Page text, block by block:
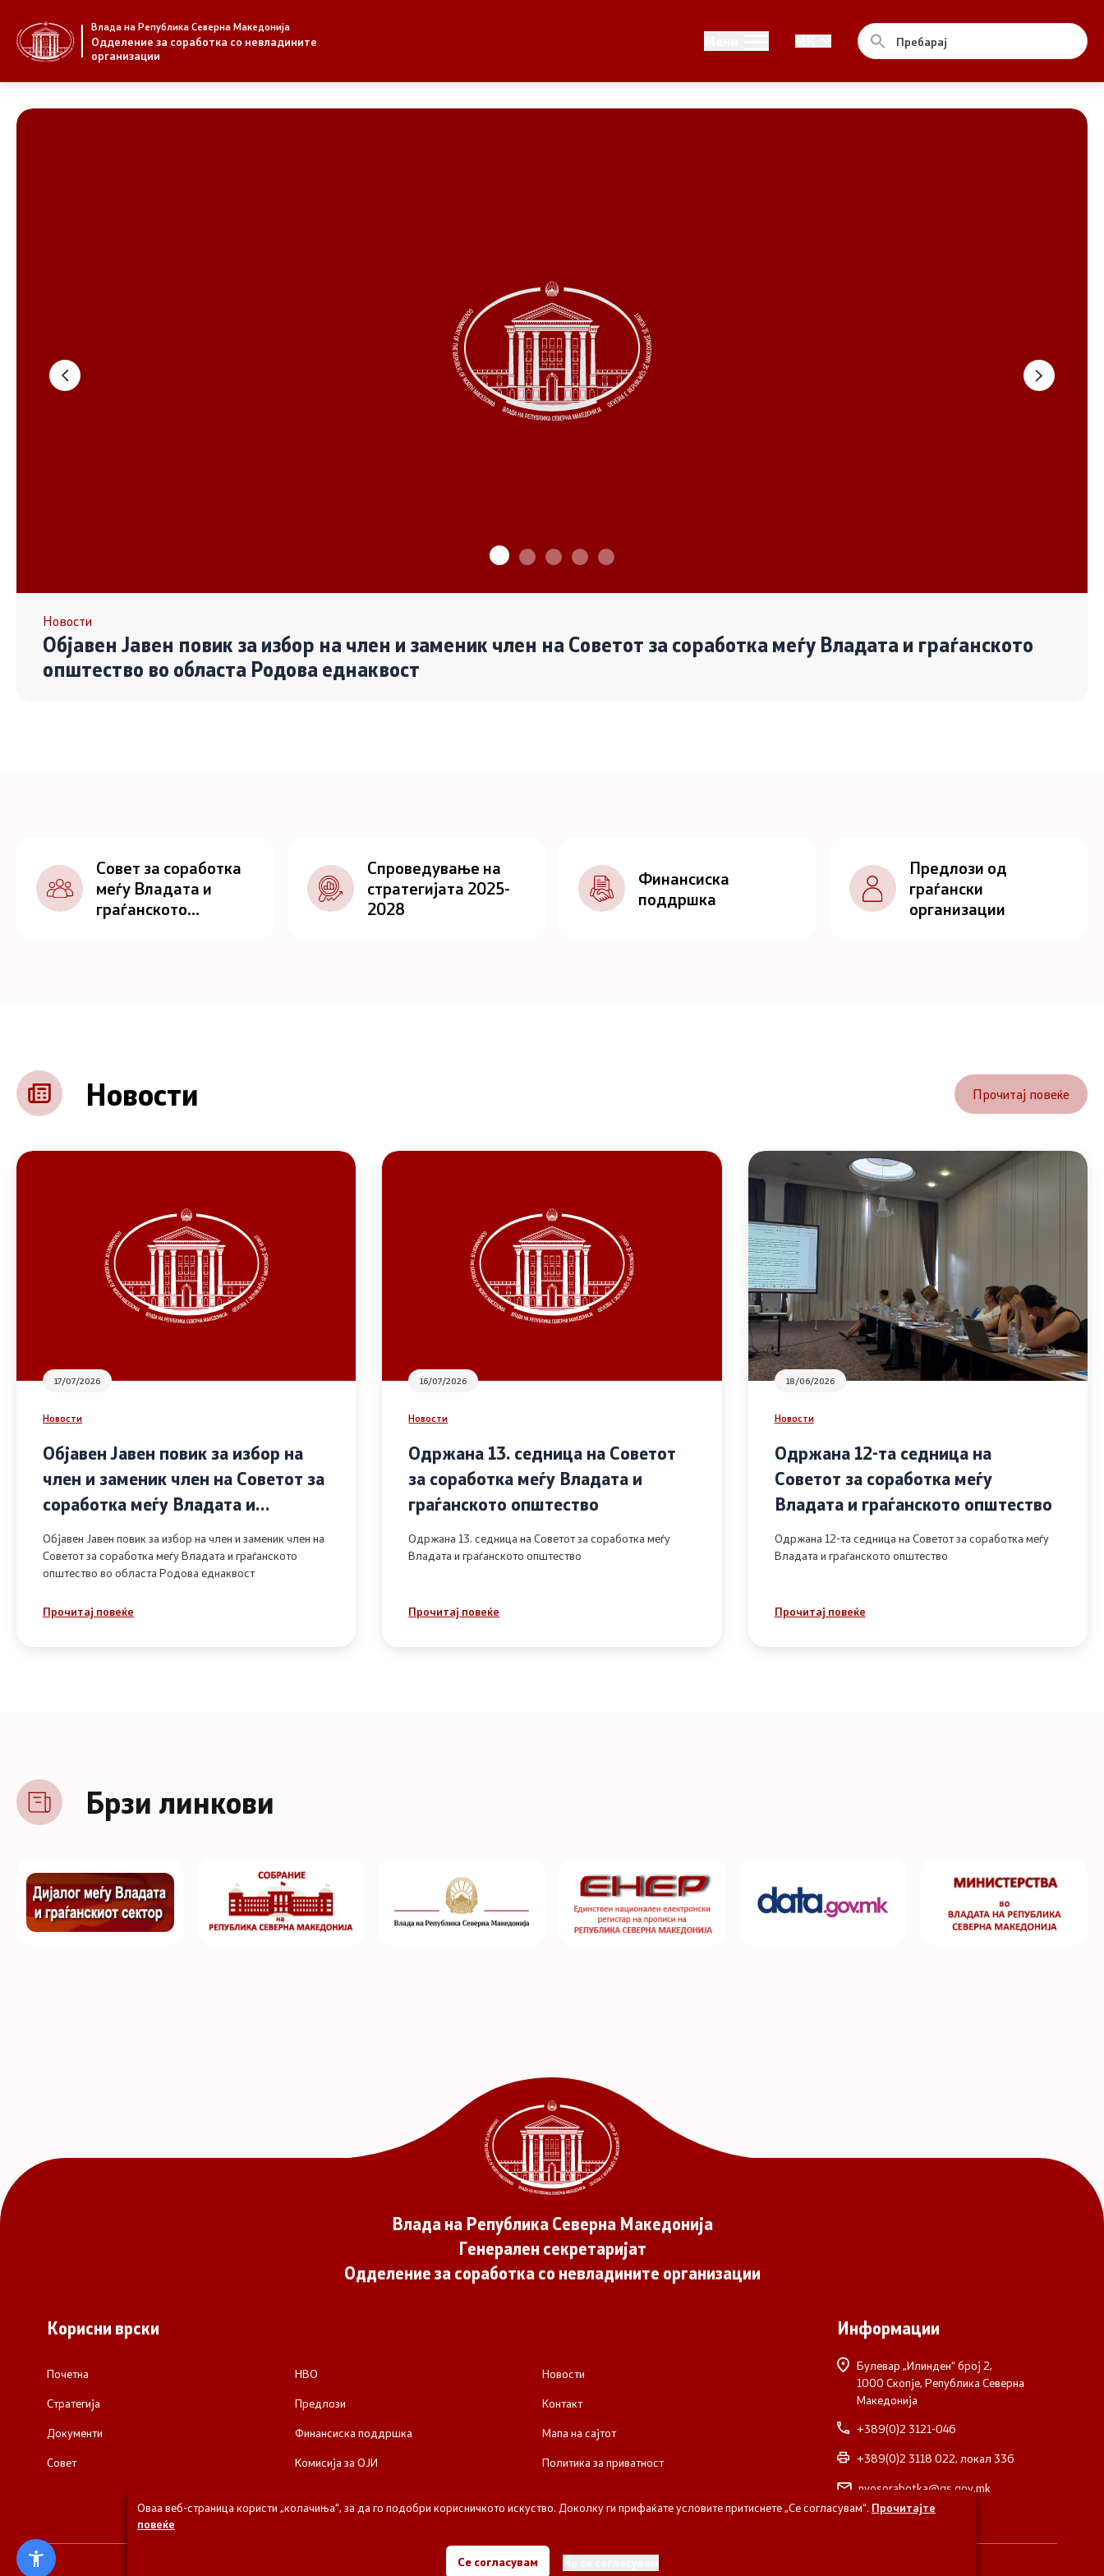
Влада на Република Северна Македонија
Одделение за соработка со невладините
организации
За нас Совет
Регистар
Дијалог меѓу Владата и граѓанскиот
Финансиска поддршка
Прегледи
Програми
Линкови
Изјава за пристапност
Новости
Објавен Јавен повик за избор на член и заменик член на Советот за соработка меѓу Владата и граѓанското
општество во областа Родова еднаквост
Совет за соработка
меѓу Владата и
граѓанското
Спроведување на
стратегијата 2025-
2028
Финансиска
поддршка
Предлози од
граѓански
организации
Новости Прочитај повеќе
17/07/2026
Новости
Објавен Јавен повик за избор на
член и заменик член на Советот за
соработка меѓу Владата и
граѓанското општество во областа
Родова еднаквост
Објавен Јавен повик за избор на член и заменик член на
Советот за соработка меѓу Владата и граѓанското
општество во областа Родова еднаквост
Прочитај повеќе
16/07/2026
Новости
Одржана 13. седница на Советот
за соработка меѓу Владата и
граѓанското општество
Одржана 13. седница на Советот за соработка меѓу
Владата и граѓанското општество
Прочитај повеќе
18/06/2026
Новости
Одржана 12-та седница на
Советот за соработка меѓу
Владата и граѓанското општество
Одржана 12-та седница на Советот за соработка меѓу
Владата и граѓанското општество
Прочитај повеќе
Брзи линкови
Влада на Република Северна Македонија
Генерален секретаријат
Одделение за соработка со невладините организации
Корисни врски
Почетна
Стратегија
Документи
Совет
НВО
Предлози
Финансиска поддршка
Комисија за ОЈИ
Новости
Контакт
Мапа на сајтот
Политика за приватност
Информации
Булевар „Илинден“ број 2,
1000 Скопје, Република Северна
Македонија
+389(0)2 3121-046
+389(0)2 3118 022, локал 336
nvosorabotka@gs.gov.mk
© 2026 Одделение за соработка со невладините организации - Влада на Република Северна Македонија
Оваа веб-страница користи „колачиња“, за да го подобри корисничкото искуство. Доколку ги прифаќате условите притиснете „Се согласувам“. Прочитајте
повеќе
Се согласувам